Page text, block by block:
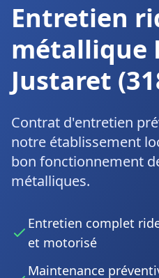
Entretien
métallique
Justaret
Contrat d'entretien
notre établissement
bon fonctionnement
métalliques.
Entretien complet
et motorisé
Maintenance